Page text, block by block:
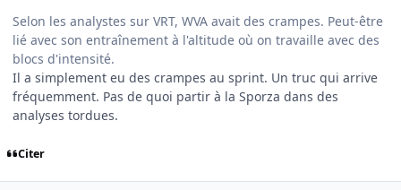
Selon les analystes sur VRT, WVA avait des crampes. Peut-être
lié avec son entraînement à l'altitude où on travaille avec des
blocs d'intensité.
Il a simplement eu des crampes au sprint. Un truc qui arrive
fréquemment. Pas de quoi partir à la Sporza dans des
analyses tordues.
Citer